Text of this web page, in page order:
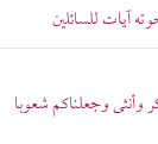
آيات للسائلين
وأنثى وجعلناكم شعوبا